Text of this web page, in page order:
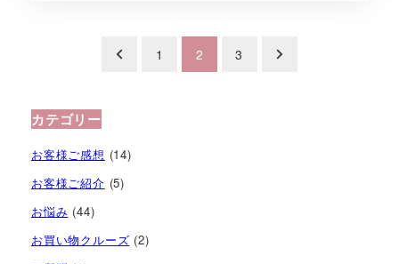
の
ペ
ー
ジ
送
1 2 3
カテゴリー
お客様ご感想 (14)
お客様ご紹介 (5)
お悩み (44)
お買い物クルーズ (2)